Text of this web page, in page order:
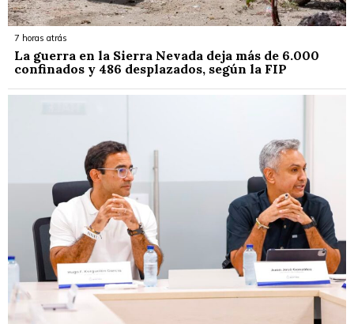
7 horas atrás
La guerra en la Sierra Nevada deja más de 6.000
confinados y 486 desplazados, según la FIP